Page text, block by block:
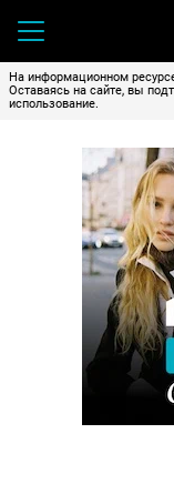
На информационном
Оставаясь на сайте, вы
использование.